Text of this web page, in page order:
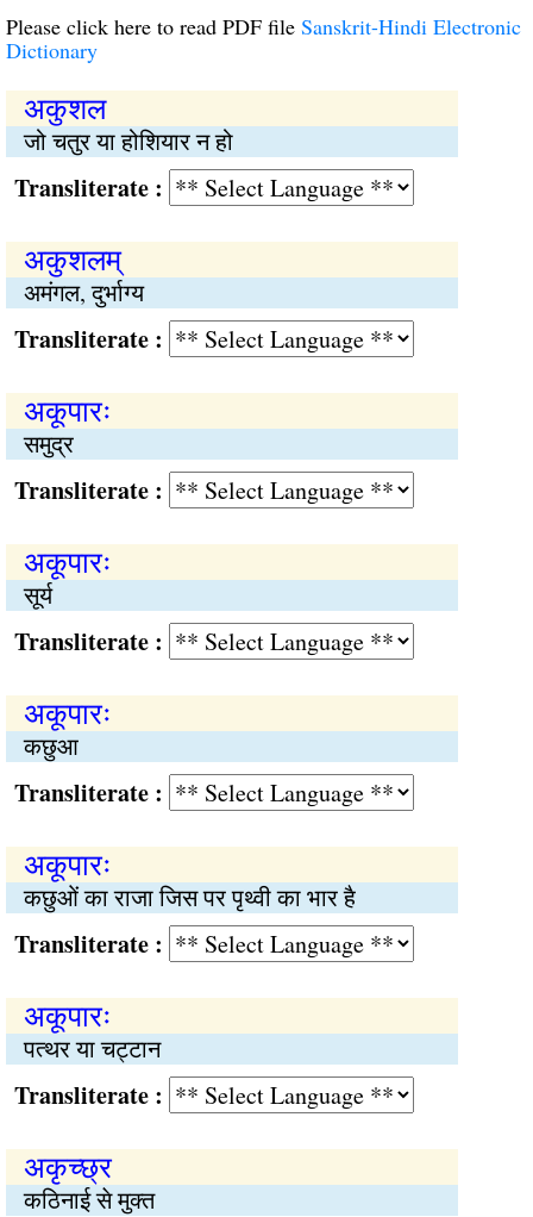
Please click here to read PDF file Sanskrit-Hindi Electronic
Dictionary
अकुशल
जो चतुर या होशियार न हो
:
अकुशलम्
अमंगल, दुर्भाग्य
:
अकूपारः
समुद्र
:
अकूपारः
सूर्य
:
अकूपारः
कछुआ
:
अकूपारः
कछुओं का राजा जिस पर पृथ्वी का भार है
:
अकूपारः
पत्थर या चट्टान
:
अकृच्छ्र
कठिनाई से मुक्त